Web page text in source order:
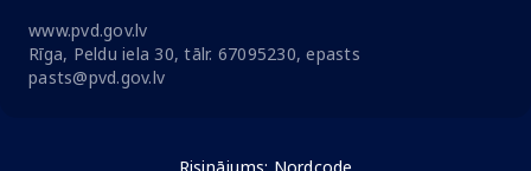
www.pvd.gov.lv
Rīga, Peldu iela 30, tālr. 67095230, epasts
pasts@pvd.gov.lv
Risinājums: Nordcode